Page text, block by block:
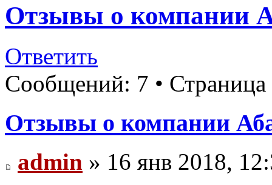
Отзывы о компании
Ответить
Сообщений: 7 • Страница
Отзывы о компании
admin » 16 янв 2018,